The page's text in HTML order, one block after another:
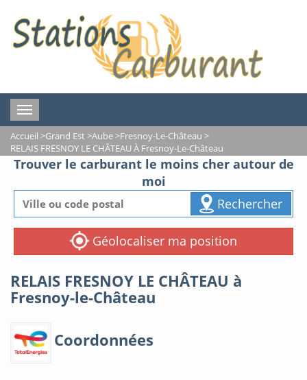
Toggle
navigation
Accueil >Grand Est >Aube>Fresnoy-Le-Château >
RELAIS FRESNOY LE CHÂTEAU À Fresnoy-Le-Château
Trouver le carburant le moins cher autour de
moi
Rechercher
Géolocaliser ma position
RELAIS FRESNOY LE CHÂTEAU à
Fresnoy-le-Château
Coordonnées